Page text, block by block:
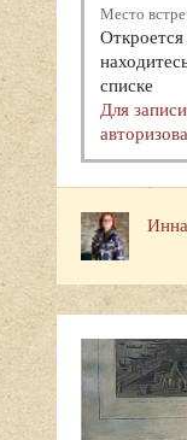
Место
списке
Для